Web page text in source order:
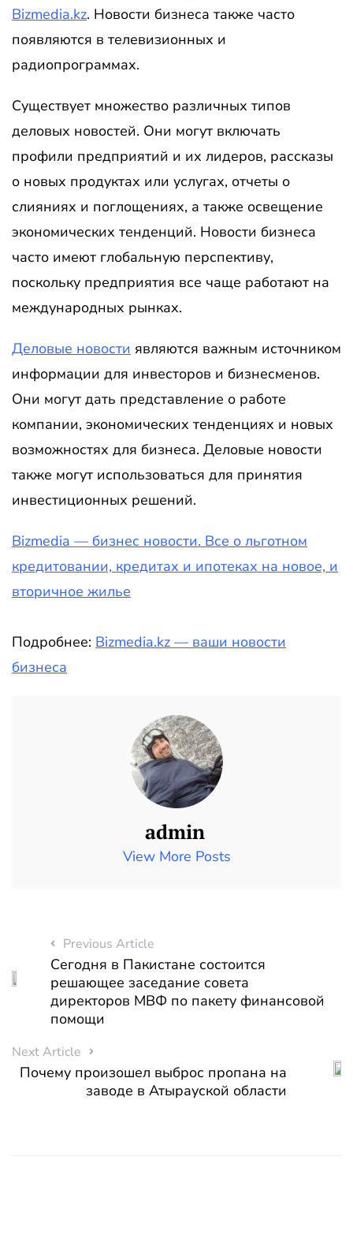
Bizmedia.kz. Новости бизнеса также часто
появляются в телевизионных и
радиопрограммах.
Существует множество различных типов
деловых новостей. Они могут включать
профили предприятий и их лидеров, рассказы
о новых продуктах или услугах, отчеты о
слияниях и поглощениях, а также освещение
экономических тенденций. Новости бизнеса
часто имеют глобальную перспективу,
поскольку предприятия все чаще работают на
международных рынках.
Деловые новости являются важным источником
информации для инвесторов и бизнесменов.
Они могут дать представление о работе
компании, экономических тенденциях и новых
возможностях для бизнеса. Деловые новости
также могут использоваться для принятия
инвестиционных решений.
Bizmedia — бизнес новости. Все о льготном
кредитовании, кредитах и ипотеках на новое, и
вторичное жилье
Подробнее: Bizmedia.kz — ваши новости
бизнеса
admin
View More Posts
Previous Article
Сегодня в Пакистане состоится
решающее заседание совета
директоров МВФ по пакету финансовой
помощи
Next Article
Почему произошел выброс пропана на
заводе в Атырауской области